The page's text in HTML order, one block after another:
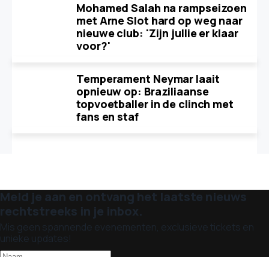
Mohamed Salah na rampseizoen
met Arne Slot hard op weg naar
nieuwe club: 'Zijn jullie er klaar
voor?'
Temperament Neymar laait
opnieuw op: Braziliaanse
topvoetballer in de clinch met
fans en staf
Meld je aan en ontvang het laatste nieuws
rechtstreeks in je inbox.
Mis geen spannende evenementen, exclusieve tickets en
unieke updates!